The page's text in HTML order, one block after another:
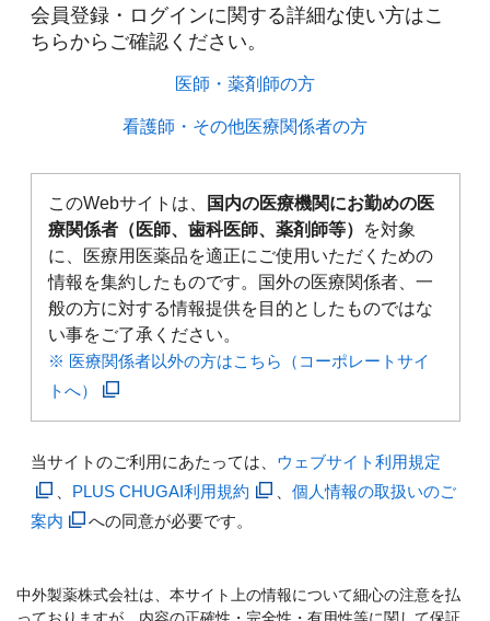
会員登録・ログインに関する詳細な使い方はこ
ちらからご確認ください。​
医師・薬剤師の方​
看護師・その他医療関係者の方​
このWebサイトは、
国内の医療機関にお勤めの医
療関係者（医師、歯科医師、薬剤師等）
を対象
に、医療用医薬品を適正にご使用いただくための
情報を集約したものです。国外の医療関係者、一
般の方に対する情報提供を目的としたものではな
い事をご了承ください。
※ 医療関係者以外の方はこちら（コーポレートサイ
トへ）
当サイトのご利用にあたっては、 ウェブサイト利用規定
PLUS CHUGAI利用規約
個人情報の取扱いのご
案内
への同意が必要です。
中外製薬株式会社は、本サイト上の情報について細心の注意を払
っておりますが、内容の正確性・完全性・有用性等に関して保証